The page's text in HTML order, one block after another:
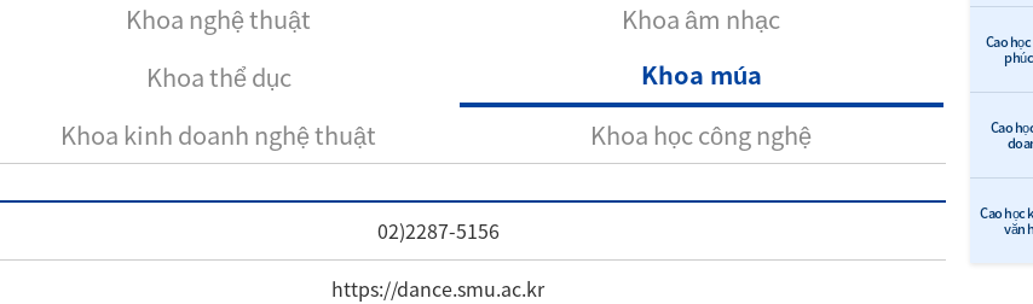
Cao
Cao
Cao học
văn
Khoa nghệ thuật
Khoa âm nhạc
Khoa thể dục
Khoa múa
Khoa kinh doanh nghệ thuật Khoa học công nghệ
02)2287-5156
https://dance.smu.ac.kr